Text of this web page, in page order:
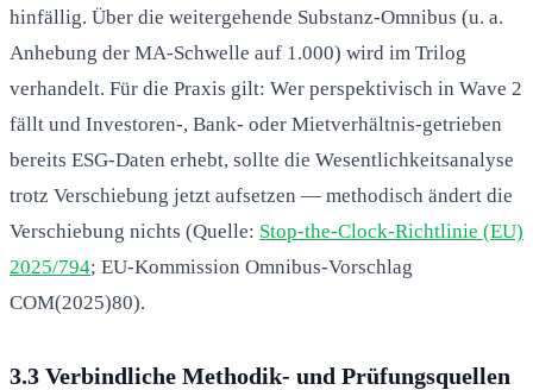
hinfällig. Über die weitergehende Substanz-Omnibus (u. a.
Anhebung der MA-Schwelle auf 1.000) wird im Trilog
verhandelt. Für die Praxis gilt: Wer perspektivisch in Wave 2
fällt und Investoren-, Bank- oder Mietverhältnis-getrieben
bereits ESG-Daten erhebt, sollte die Wesentlichkeitsanalyse
trotz Verschiebung jetzt aufsetzen — methodisch ändert die
Verschiebung nichts (Quelle: Stop-the-Clock-Richtlinie (EU)
2025/794; EU-Kommission Omnibus-Vorschlag
COM(2025)80).
3.3 Verbindliche Methodik- und Prüfungsquellen